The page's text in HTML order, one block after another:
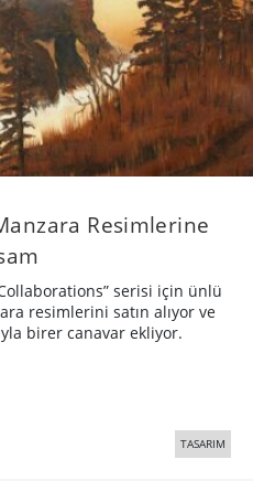
Resimlerine
serisi için ünlü
resimlerini satın alıyor ve
birer canavar ekliyor.
TASARIM